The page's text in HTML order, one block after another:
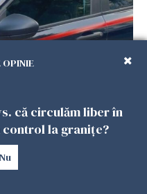
că și-a lăsat copiii
la mall. Vecinii
OPINIE
că circulăm liber în
control la granițe?
Nu